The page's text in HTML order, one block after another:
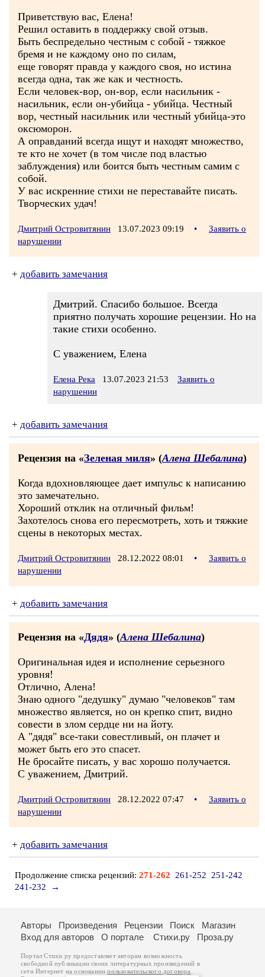
Приветствую вас, Елена!
Решил оставить в поддержку свой отзыв.
Быть беспредельно честным с собой - тяжкое
бремя и не каждому оно по силам,
еще говорят правда у каждого своя, но истина
всегда одна, так же как и честность.
Если человек-вор, он-вор, если насильник -
насильник, если он-убийца - убийца. Честный
вор, честный насильник или честный убийца-это
оксюморон.
А оправданий всегда ищут и находят множество,
те кто не хочет (в том числе под властью
заблуждения) или боится быть честным самим с
собой.
У вас искренние стихи не переставайте писать.
Творческих удач!
Дмитрий Островитянин 13.07.2023 09:19 •
Заявить о
нарушении
+ добавить замечания
Дмитрий. Спасибо большое. Всегда
приятно получать хорошие рецензии. Но на
такие стихи особенно.
С уважением, Елена
Елена Река 13.07.2023 21:53
Заявить о
нарушении
+ добавить замечания
Рецензия на «Зеленая миля» (Алена Шебалина)
Когда вдохновляющее дает импульс к написанию
это замечательно.
Хороший отклик на отличный фильм!
Захотелось снова его пересмотреть, хоть и тяжкие
сцены в некоторых местах.
Дмитрий Островитянин 28.12.2022 08:01 •
Заявить о
нарушении
+ добавить замечания
Рецензия на «Дядя» (Алена Шебалина)
Оригинальная идея и исполнение серьезного
уровня!
Отлично, Алена!
Знаю одного "дедушку" думаю "человеков" там
множество является, но он крепко спит, видно
совести в злом сердце ни на йоту.
А "дядя" все-таки совестливый, он плачет и
может быть его это спасет.
Не бросайте писать, у вас хорошо получается.
С уважением, Дмитрий.
Дмитрий Островитянин 28.12.2022 07:47 •
Заявить о
нарушении
+ добавить замечания
Продолжение списка рецензий: 271-262 261-252
251-242
241-232
→
Авторы Произведения Рецензии Поиск
Магазин
Вход для авторов
О портале Стихи.ру Проза.ру
Портал Стихи.ру предоставляет авторам возможность
свободной публикации своих литературных произведений в
сети Интернет на основаниипользовательского договора